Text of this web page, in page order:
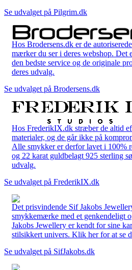
Se udvalget på Pilgrim.dk
Hos Brodersens.dk er de
mærker du ser i deres webshop. Det
den bedste service og de originale
deres udvalg.
Se udvalget på Brodersens.dk
Hos FrederikIX.dk stræber de altid
materialer, og de går ikke på
Alle smykker er derfor lavet i 100%
og 22 karat guldbelagt 925 sterling
udvalg.
Se udvalget på FrederikIX.dk
Det prisvindende Sif Jakobs
smykkemærke med et genkendeligt
Jakobs Jewellery er kendt for sine
stilsikkert univers. Klik her for at se
Se udvalget på SifJakobs.dk